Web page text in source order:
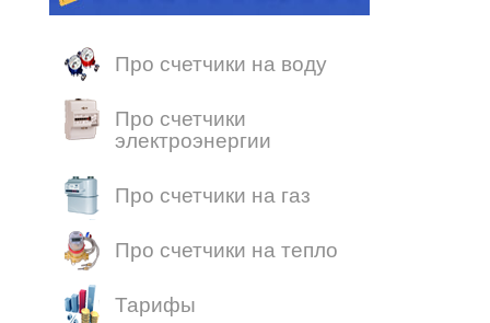
Про счетчики на воду
Про счетчики
электроэнергии
Про счетчики на газ
Про счетчики на тепло
Тарифы